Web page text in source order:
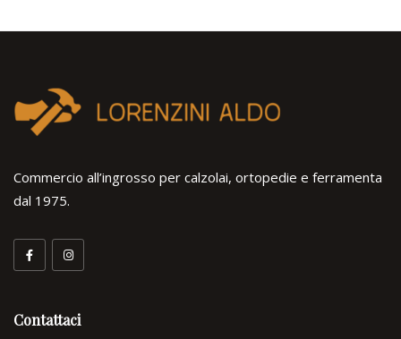
Commercio all’ingrosso per calzolai, ortopedie e ferramenta
dal 1975.
Contattaci